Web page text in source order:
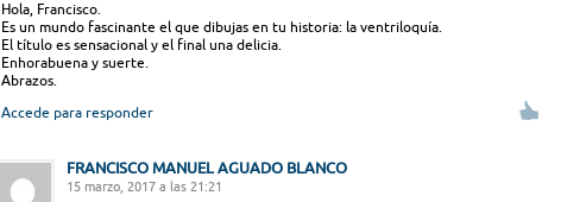
Hola, Francisco.
Es un mundo fascinante el que dibujas en tu historia: la ventriloquía.
El título es sensacional y el final una delicia.
Enhorabuena y suerte.
Abrazos.
Accede para responder
FRANCISCO MANUEL AGUADO BLANCO
15 marzo, 2017 a las 21:21